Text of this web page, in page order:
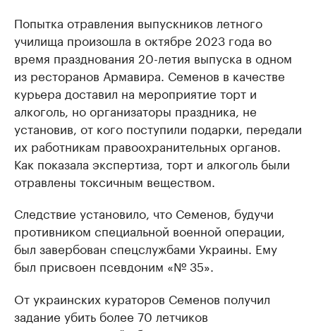
Попытка отравления выпускников летного
училища произошла в октябре 2023 года во
время празднования 20-летия выпуска в одном
из ресторанов Армавира. Семенов в качестве
курьера доставил на мероприятие торт и
алкоголь, но организаторы праздника, не
установив, от кого поступили подарки, передали
их работникам правоохранительных органов.
Как показала экспертиза, торт и алкоголь были
отравлены токсичным веществом.
Следствие установило, что Семенов, будучи
противником специальной военной операции,
был завербован спецслужбами Украины. Ему
был присвоен псевдоним «№ 35».
От украинских кураторов Семенов получил
задание убить более 70 летчиков